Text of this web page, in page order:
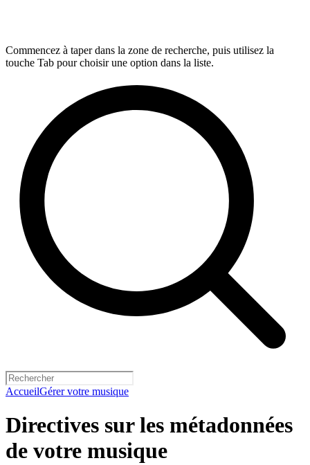
Commencez à taper dans la zone de recherche, puis utilisez la
touche Tab pour choisir une option dans la liste.
AccueilGérer votre musique
Directives sur les métadonnées
de votre musique